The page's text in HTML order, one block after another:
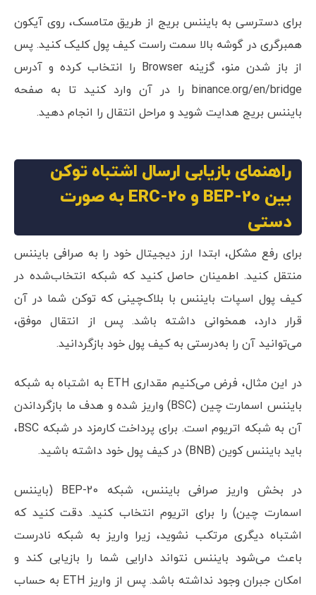
برای دسترسی به بایننس بریج از طریق متامسک، روی آیکون
همبرگری در گوشه بالا سمت راست کیف پول کلیک کنید. پس
از باز شدن منو، گزینه Browser را انتخاب کرده و آدرس
binance.org/en/bridge را در آن وارد کنید تا به صفحه
بایننس بریج هدایت شوید و مراحل انتقال را انجام دهید.
راهنمای بازیابی ارسال اشتباه توکن
بین BEP-20 و ERC-20 به صورت
دستی
برای رفع مشکل، ابتدا ارز دیجیتال خود را به صرافی بایننس
منتقل کنید. اطمینان حاصل کنید که شبکه انتخاب‌شده در
کیف پول اسپات بایننس با بلاک‌چینی که توکن شما در آن
قرار دارد، همخوانی داشته باشد. پس از انتقال موفق،
می‌توانید آن را به‌درستی به کیف پول خود بازگردانید.
در این مثال، فرض می‌کنیم مقداری ETH به اشتباه به شبکه
بایننس اسمارت چین (BSC) واریز شده و هدف ما بازگرداندن
آن به شبکه اتریوم است. برای پرداخت کارمزد در شبکه BSC،
باید بایننس کوین (BNB) در کیف پول خود داشته باشید.
در بخش واریز صرافی بایننس، شبکه BEP-20 (بایننس
اسمارت چین) را برای اتریوم انتخاب کنید. دقت کنید که
اشتباه دیگری مرتکب نشوید، زیرا واریز به شبکه نادرست
باعث می‌شود بایننس نتواند دارایی شما را بازیابی کند و
امکان جبران وجود نداشته باشد. پس از واریز ETH به حساب